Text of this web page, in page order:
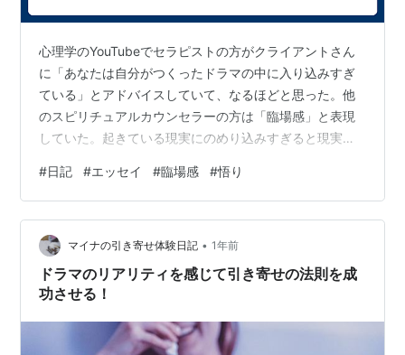
心理学のYouTubeでセラピストの方がクライアントさん
に「あなたは自分がつくったドラマの中に入り込みすぎ
ている」とアドバイスしていて、なるほどと思った。他
のスピリチュアルカウンセラーの方は「臨場感」と表現
していた。起きている現実にのめり込みすぎると現実と
る。よく「自分の頭上より少し上に、自分を見下ろすよ
うに意識を持っておくといい」と聞くけどそういうこと
だろう。「悟り」とかも似たようなもので。私自身、人
生ドラマに没入していた自覚がある。前のめりに画面に
近づきすぎていた。「あ、今前のめってる。」「画面近
すぎた。」最近はそう気づく。（それでもイライラ…
#日記 #エッセイ #臨場感 #悟り
マイナの引き寄せ体験日記 • 1年前
ドラマのリアリティを感じて引き寄せの法則を成
功させる！